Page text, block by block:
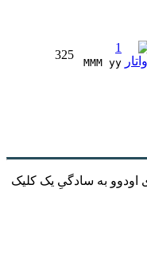
1
MMM yy
325
به سادگیِ یک کلیک